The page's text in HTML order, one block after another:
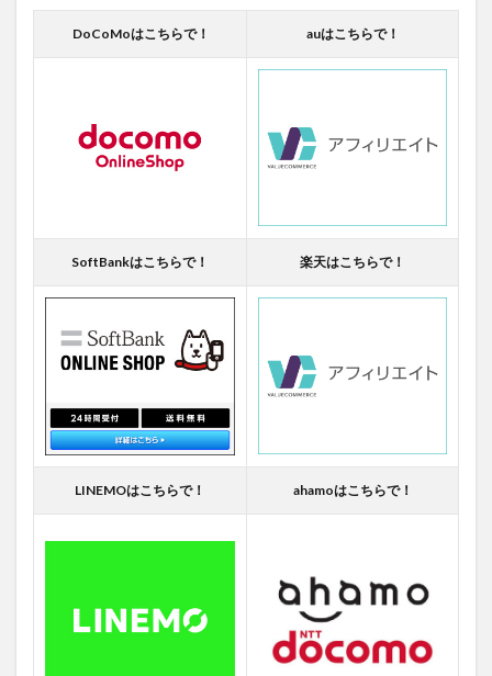
DoCoMoはこちらで！ auはこちらで！
SoftBankはこちらで！ 楽天はこちらで！
LINEMOはこちらで！ ahamoはこちらで！